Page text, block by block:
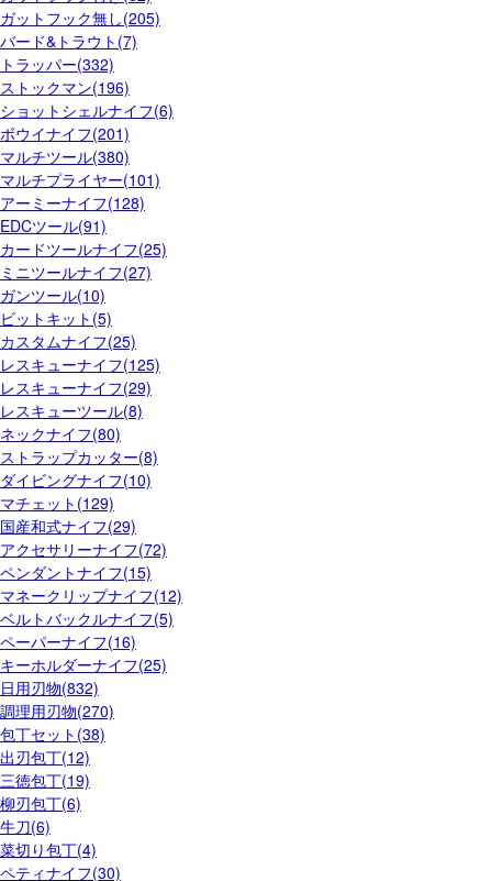
ガットフック無し(205)
バード&トラウト(7)
トラッパー(332)
ストックマン(196)
ショットシェルナイフ(6)
ボウイナイフ(201)
マルチツール(380)
マルチプライヤー(101)
アーミーナイフ(128)
EDCツール(91)
カードツールナイフ(25)
ミニツールナイフ(27)
ガンツール(10)
ビットキット(5)
カスタムナイフ(25)
レスキューナイフ(125)
レスキューナイフ(29)
レスキューツール(8)
ネックナイフ(80)
ストラップカッター(8)
ダイビングナイフ(10)
マチェット(129)
国産和式ナイフ(29)
アクセサリーナイフ(72)
ペンダントナイフ(15)
マネークリップナイフ(12)
ベルトバックルナイフ(5)
ペーパーナイフ(16)
キーホルダーナイフ(25)
日用刃物(832)
調理用刃物(270)
包丁セット(38)
出刃包丁(12)
三徳包丁(19)
柳刃包丁(6)
牛刀(6)
菜切り包丁(4)
ペティナイフ(30)